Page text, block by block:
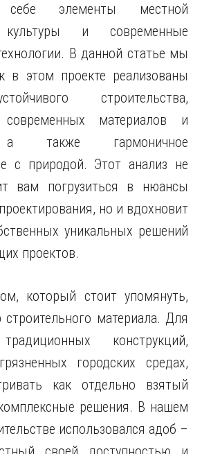
элементы местной
культуры и современные
В данной статье мы
в этом проекте реализованы
строительства,
современных материалов и
а также гармоничное
с природой. Этот анализ не
вам погрузиться в нюансы
но и вдохновит
уникальных решений
проектов.
который стоит упомянуть,
материала. Для
конструкций,
городских средах,
как отдельно взятый
решения. В нашем
использовался адоб –